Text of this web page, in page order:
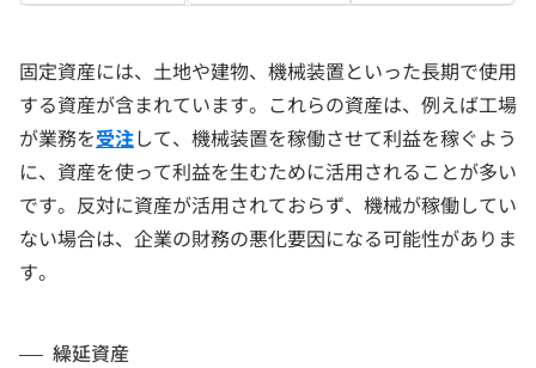
固定資産には、土地や建物、機械装置といった長期で使用
する資産が含まれています。これらの資産は、例えば工場
が業務を受注して、機械装置を稼働させて利益を稼ぐよう
に、資産を使って利益を生むために活用されることが多い
です。反対に資産が活用されておらず、機械が稼働してい
ない場合は、企業の財務の悪化要因になる可能性がありま
す。
繰延資産